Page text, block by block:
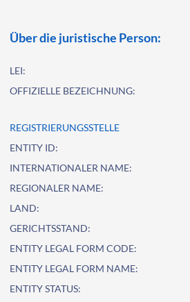
Über die juristische Person:
LEI:
OFFIZIELLE BEZEICHNUNG:
REGISTRIERUNGSSTELLE
ENTITY ID:
INTERNATIONALER NAME:
REGIONALER NAME:
LAND:
GERICHTSSTAND:
ENTITY LEGAL FORM CODE:
ENTITY LEGAL FORM NAME:
ENTITY STATUS: